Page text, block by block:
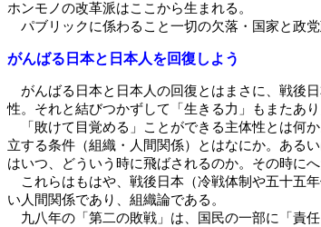
ホンモノの改革派はここから生まれる。
パブリックに係わること一切の欠落・国家と政
がんばる日本と日本人を回復しよう
がんばる日本と日本人の回復とはまさに、戦後
性。それと結びつかずして「生きる力」もまたあ
「敗けて目覚める」ことができる主体性とは何
立する条件（組織・人間関係）とはなにか。ある
はいつ、どういう時に飛ばされるのか。その時に
これらはもはや、戦後日本（冷戦体制や五十五
い人間関係であり、組織論である。
九八年の「第二の敗戦」は、国民の一部に「責